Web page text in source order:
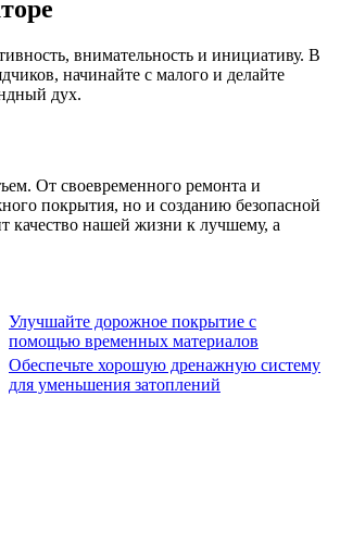
внимательность и инициативу. В
начинайте с малого и делайте
дух.
От своевременного ремонта и
покрытия, но и созданию безопасной
качество нашей жизни к лучшему, а
Улучшайте дорожное покрытие с
помощью временных материалов
Обеспечьте хорошую дренажную систему
для уменьшения затоплений